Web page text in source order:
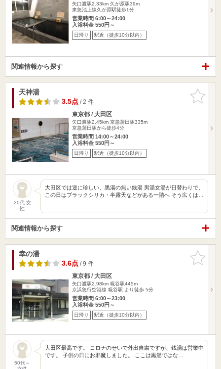
矢口渡駅2.33km 久が原駅39m
東急池上線久が原駅徒歩1分
営業時間 6:00～24:00
入浴料金 550円～
日帰り 駅近（徒歩10分以内）
関連情報から探す
お気に入
りに追加
天神湯
3.5点/ 2 件
東京都 / 大田区
矢口渡駅2.45km 京急蒲田駅335m
京急蒲田駅から徒歩4分
営業時間 14:00～24:00
入浴料金 550円～
日帰り 駅近（徒歩10分以内）
20代 女
性
大田区では逆に珍しい、黒湯の無い銭湯 男湯女湯が日替わりで、
この日はブラックシリカ・半露天などがある一階へ そう広くは…
関連情報から探す
お気に入
りに追加
幸の湯
3.6点/ 9 件
東京都 / 大田区
矢口渡駅2.98km 糀谷駅445m
京浜急行空港線 糀谷駅 より徒歩 5分
営業時間 6:00～23:00
入浴料金 550円～
日帰り 駅近（徒歩10分以内）
50代～
大田区最高です。 コロナのせいで外出自粛ですが、銭湯は営業中
です。 子供の日にお邪魔しました。 ここは黒湯ではな…